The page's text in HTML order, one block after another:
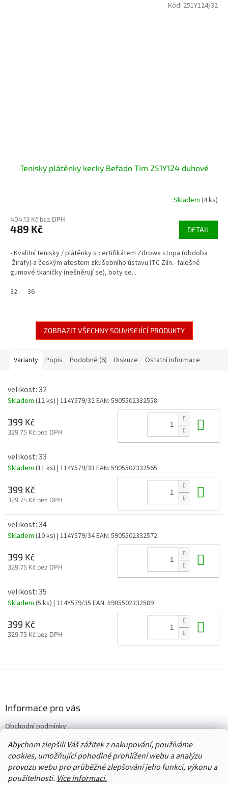
Abychom zlepšili Váš zážitek z nakupování, používáme
cookies, umožňující pohodlné prohlížení webu a analýzu
provozu webu pro průběžné zlepšování jeho funkcí, výkonu a
použitelnosti. Více informaci.
Tenisky plátěnky kecky Befado Tim 251Y124 duhové
Skladem (4 ks)
404,13 Kč bez DPH
489 Kč DETAIL
- Kvalitní tenisky / plátěnky s certifikátem Zdrowa stopa (obdoba
Žirafy) a českým atestem zkušebního ústavu ITC Zlín.- falešné
gumové tkaničky (nešněrují se), boty se...
32
36
Kód: 251Y124/32
ZOBRAZIT VŠECHNY SOUVISEJÍCÍ PRODUKTY
Varianty Popis Podobné (6) Diskuze Ostatní informace
velikost: 32
Skladem (12 ks) | 114Y579/32EAN: 5905502332558
399 Kč
329,75 Kč bez DPH
velikost: 33
Skladem (11 ks) | 114Y579/33 EAN: 5905502332565
399 Kč
329,75 Kč bez DPH
velikost: 34
Skladem (10 ks) | 114Y579/34EAN: 5905502332572
399 Kč
329,75 Kč bez DPH
velikost: 35
Skladem (5 ks) | 114Y579/35 EAN: 5905502332589
399 Kč
329,75 Kč bez DPH
í
Informace pro vás
Obchodní podmínky
Vrácení/výměna/reklamace
Velkoobchod